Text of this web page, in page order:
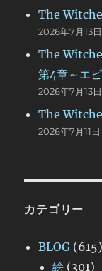
The
2026年7月13日
The
第4章～エ
2026年7月13日
The
2026年7月11日
カテゴリー
BLOG (615)
絵 (301)